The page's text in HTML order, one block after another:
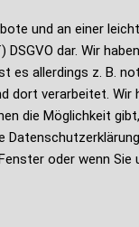
und an einer
dar. Wir
es allerdings z. B.
dort verarbeitet. Wir
die Möglichkeit
oder wenn Sie